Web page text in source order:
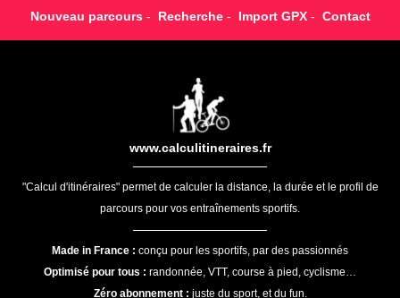
Nouveau parcours- Recherche- Import GPX- Contact
www.calculitineraires.fr
"Calcul d'itinéraires" permet de calculer la distance, la durée et le profil de
parcours pour vos entraînements sportifs.
Made in France : conçu pour les sportifs, par des passionnés
Optimisé pour tous : randonnée, VTT, course à pied, cyclisme…
Zéro abonnement : juste du sport, et du fun.